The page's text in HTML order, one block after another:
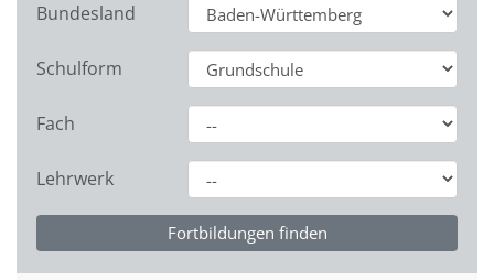
Bundesland
Schulform
Fach
Lehrwerk